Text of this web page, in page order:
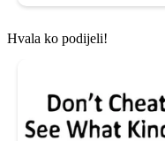
Hvala ko podijeli!